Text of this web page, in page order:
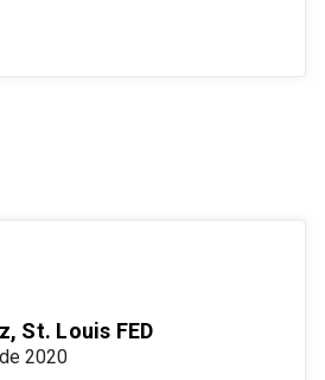
St. Louis FED
2020